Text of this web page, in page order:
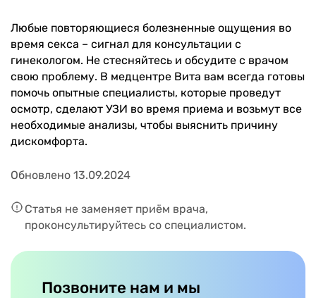
Любые повторяющиеся болезненные ощущения во
время секса – сигнал для консультации с
гинекологом. Не стесняйтесь и обсудите с врачом
свою проблему. В медцентре Вита вам всегда готовы
помочь опытные специалисты, которые проведут
осмотр, сделают УЗИ во время приема и возьмут все
необходимые анализы, чтобы выяснить причину
дискомфорта.
Обновлено 13.09.2024
Статья не заменяет приём врача,
проконсультируйтесь со специалистом.
Позвоните нам и мы